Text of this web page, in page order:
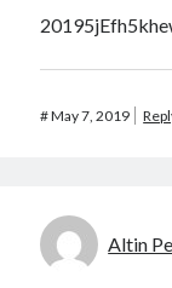
#May 7, 2019
Altin